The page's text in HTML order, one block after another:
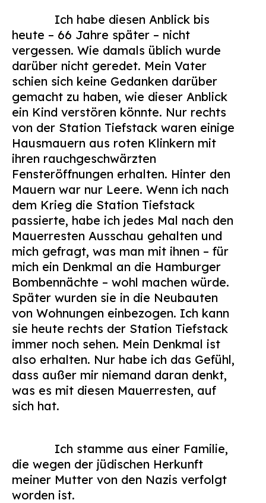
Ich habe diesen Anblick bis
heute – 66 Jahre später – nicht
vergessen. Wie damals üblich wurde
darüber nicht geredet. Mein Vater
schien sich keine Gedanken darüber
gemacht zu haben, wie dieser Anblick
ein Kind verstören könnte. Nur rechts
von der Station Tiefstack waren einige
Hausmauern aus roten Klinkern mit
ihren rauchgeschwärzten
Fensteröffnungen erhalten. Hinter den
Mauern war nur Leere. Wenn ich nach
dem Krieg die Station Tiefstack
passierte, habe ich jedes Mal nach den
Mauerresten Ausschau gehalten und
mich gefragt, was man mit ihnen – für
mich ein Denkmal an die Hamburger
Bombennächte – wohl machen würde.
Später wurden sie in die Neubauten
von Wohnungen einbezogen. Ich kann
sie heute rechts der Station Tiefstack
immer noch sehen. Mein Denkmal ist
also erhalten. Nur habe ich das Gefühl,
dass außer mir niemand daran denkt,
was es mit diesen Mauerresten, auf
sich hat.
Ich stamme aus einer Familie,
die wegen der jüdischen Herkunft
meiner Mutter von den Nazis verfolgt
worden ist.